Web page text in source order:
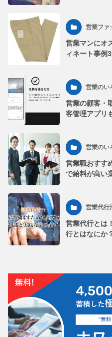
営業ファ
営業マンにオ
ィネート事例
営業のい
営業の顧客・
客管理アプリ
営業のい
営業職おすす
で給料が高い
営業代行
営業代行とは
行とはなにか